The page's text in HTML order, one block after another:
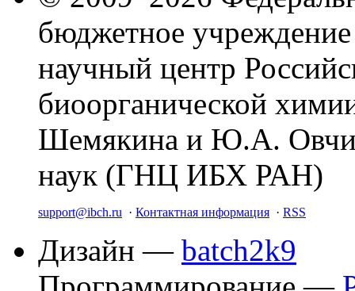
бюджетное
научный центр
биоорганической
Шемякина и Ю.А.
наук (ГНЦ ИБХ РАН)
support@ibch.ru · Контактная информация · RSS
Дизайн — batch2k9